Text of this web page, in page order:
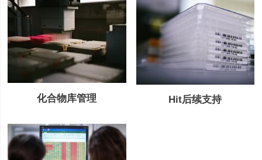
化合物库管理 Hit后续支持